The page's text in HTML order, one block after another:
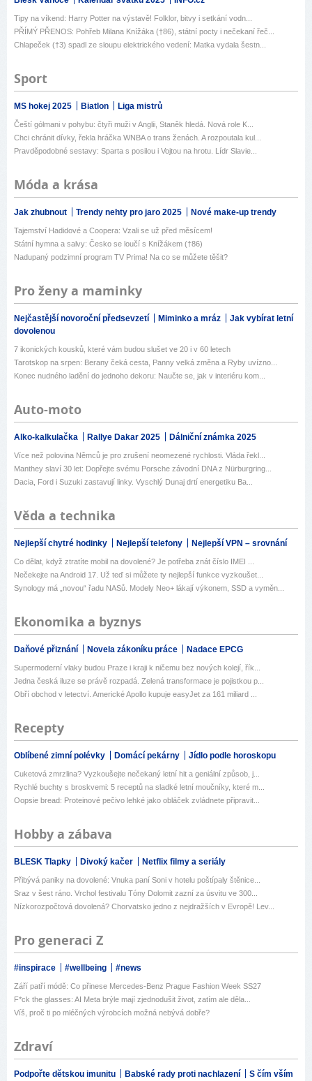
Tipy na víkend: Harry Potter na výstavě! Folklor, bitvy i setkání vodn...
PŘÍMÝ PŘENOS: Pohřeb Milana Knížáka (†86), státní pocty i nečekaní řeč...
Chlapeček (†3) spadl ze sloupu elektrického vedení: Matka vydala šestn...
Sport
MS hokej 2025 Biatlon Liga mistrů
Čeští gólmani v pohybu: čtyři muži v Anglii, Staněk hledá. Nová role K...
Chci chránit dívky, řekla hráčka WNBA o trans ženách. A rozpoutala kul...
Pravděpodobné sestavy: Sparta s posilou i Vojtou na hrotu. Lídr Slavie...
Móda a krása
Jak zhubnout Trendy nehty pro jaro 2025 Nové make-up trendy
Tajemství Hadidové a Coopera: Vzali se už před měsícem!
Státní hymna a salvy: Česko se loučí s Knížákem (†86)
Nadupaný podzimní program TV Prima! Na co se můžete těšit?
Pro ženy a maminky
Nejčastější novoroční předsevzetí Miminko a mráz
Jak vybírat letní
dovolenou
7 ikonických kousků, které vám budou slušet ve 20 i v 60 letech
Tarotskop na srpen: Berany čeká cesta, Panny velká změna a Ryby uvízno...
Konec nudného ladění do jednoho dekoru: Naučte se, jak v interiéru kom...
Auto-moto
Alko-kalkulačka Rallye Dakar 2025 Dálniční známka 2025
Více než polovina Němců je pro zrušení neomezené rychlosti. Vláda řekl...
Manthey slaví 30 let: Dopřejte svému Porsche závodní DNA z Nürburgring...
Dacia, Ford i Suzuki zastavují linky. Vyschlý Dunaj drtí energetiku Ba...
Věda a technika
Nejlepší chytré hodinky Nejlepší telefony Nejlepší VPN – srovnání
Co dělat, když ztratíte mobil na dovolené? Je potřeba znát číslo IMEI ...
Nečekejte na Android 17. Už teď si můžete ty nejlepší funkce vyzkoušet...
Synology má „novou“ řadu NASů. Modely Neo+ lákají výkonem, SSD a vyměn...
Ekonomika a byznys
Daňové přiznání Novela zákoníku práce Nadace EPCG
Supermoderní vlaky budou Praze i kraji k ničemu bez nových kolejí, řík...
Jedna česká iluze se právě rozpadá. Zelená transformace je pojistkou p...
Obří obchod v letectví. Americké Apollo kupuje easyJet za 161 miliard ...
Recepty
Oblíbené zimní polévky Domácí pekárny Jídlo podle horoskopu
Cuketová zmrzlina? Vyzkoušejte nečekaný letní hit a geniální způsob, j...
Rychlé buchty s broskvemi: 5 receptů na sladké letní moučníky, které m...
Oopsie bread: Proteinové pečivo lehké jako obláček zvládnete připravit...
Hobby a zábava
BLESK Tlapky Divoký kačer Netflix filmy a seriály
Přibývá paniky na dovolené: Vnuka paní Soni v hotelu poštípaly štěnice...
Sraz v šest ráno. Vrchol festivalu Tóny Dolomit zazní za úsvitu ve 300...
Nízkorozpočtová dovolená? Chorvatsko jedno z nejdražších v Evropě! Lev...
Pro generaci Z
#inspirace #wellbeing #news
Září patří módě: Co přinese Mercedes-Benz Prague Fashion Week SS27
F*ck the glasses: AI Meta brýle mají zjednodušit život, zatím ale děla...
Víš, proč ti po mléčných výrobcích možná nebývá dobře?
Zdraví
Podpořte dětskou imunitu Babské rady proti nachlazení
S čím vším